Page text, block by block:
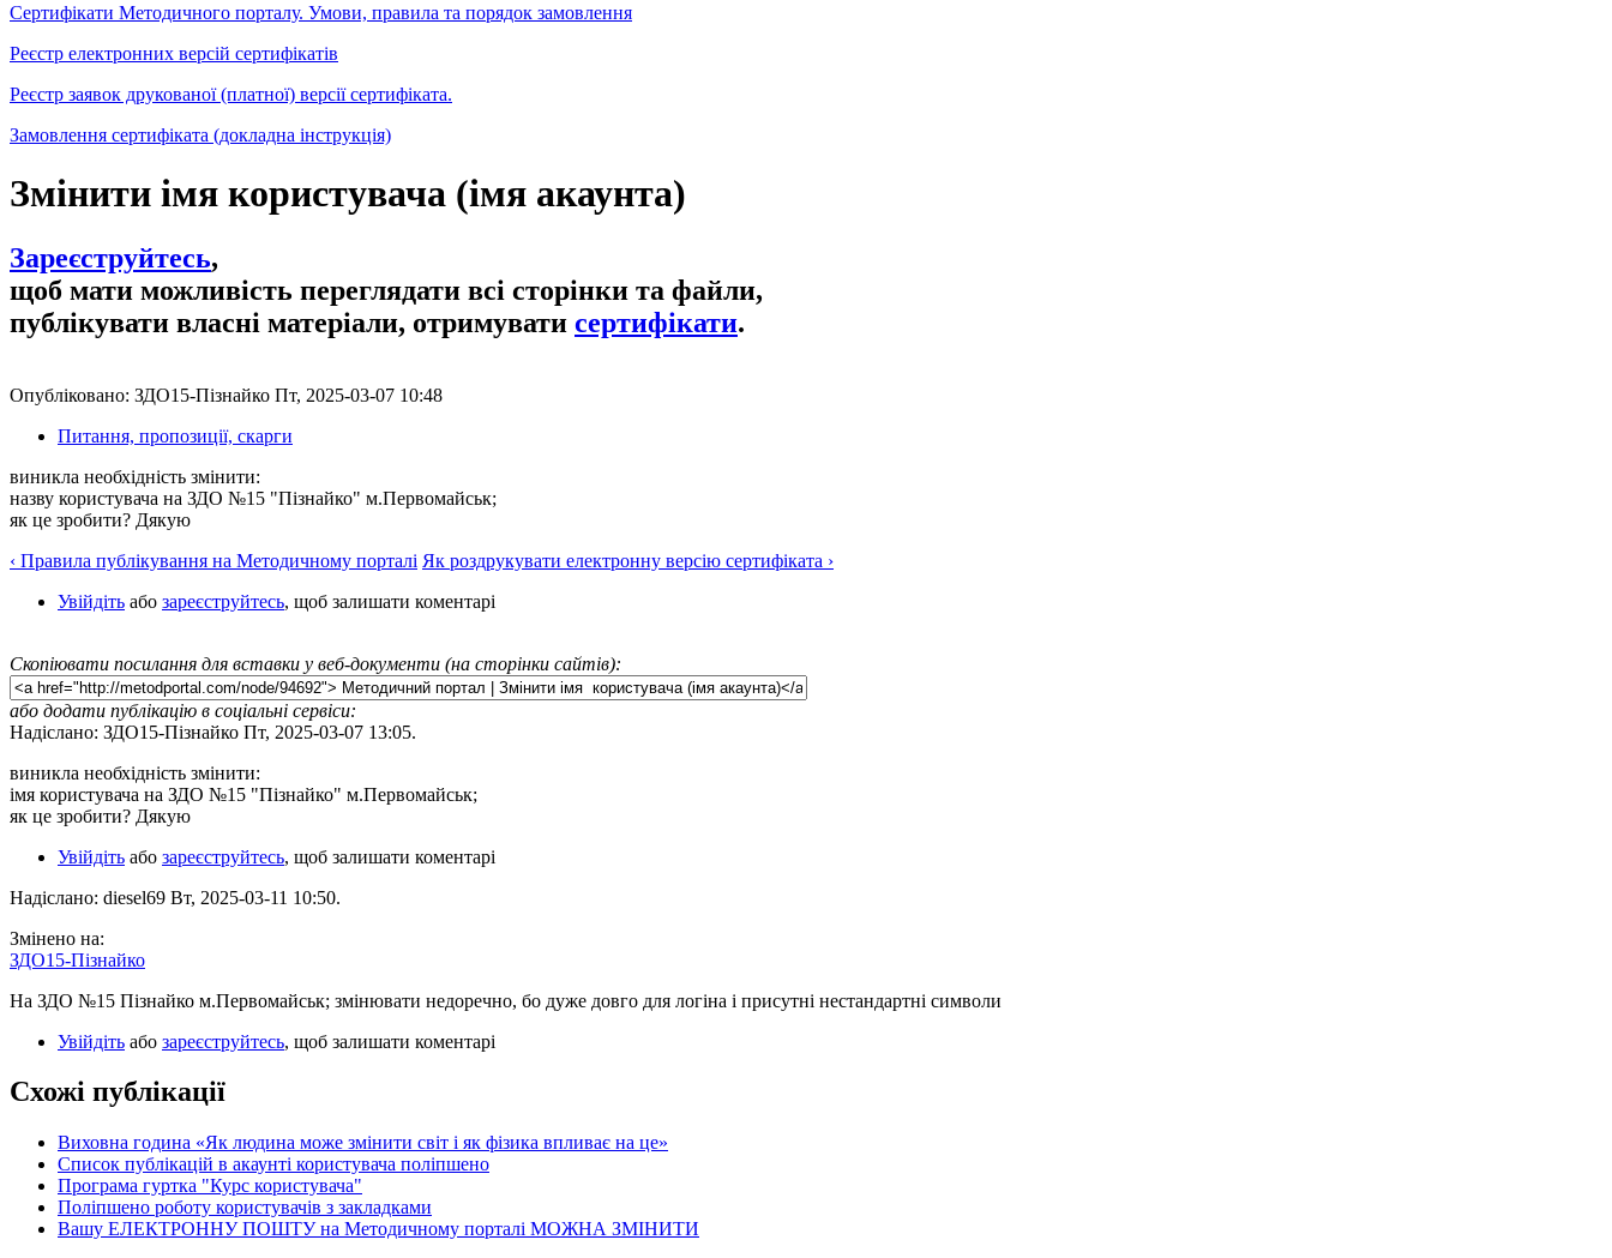
Сертифікати Методичного порталу. Умови, правила та порядок замовлення
Реєстр електронних версій сертифікатів
Реєстр заявок друкованої (платної) версії сертифіката.
Замовлення сертифіката (докладна інструкція)
Змінити імя користувача (імя акаунта)
Зареєструйтесь,
щоб мати можливість переглядати всі сторінки та файли,
публікувати власні матеріали, отримувати сертифікати.
Опубліковано: ЗДО15-Пізнайко Пт, 2025-03-07 10:48
Питання, пропозиції, скарги
виникла необхідність змінити:
назву користувача на ЗДО №15 "Пізнайко" м.Первомайськ;
як це зробити? Дякую
‹ Правила публікування на Методичному порталі Як роздрукувати електронну версію сертифіката ›
Увійдіть або зареєструйтесь, щоб залишати коментарі
Скопіювати посилання для вставки у веб-документи (на сторінки сайтів):
або додати публікацію в соціальні сервіси:
Надіслано: ЗДО15-Пізнайко Пт, 2025-03-07 13:05.
виникла необхідність змінити:
імя користувача на ЗДО №15 "Пізнайко" м.Первомайськ;
як це зробити? Дякую
Увійдіть або зареєструйтесь, щоб залишати коментарі
Надіслано: diesel69 Вт, 2025-03-11 10:50.
Змінено на:
ЗДО15-Пізнайко
На ЗДО №15 Пізнайко м.Первомайськ; змінювати недоречно, бо дуже довго для логіна і присутні нестандартні символи
Увійдіть або зареєструйтесь, щоб залишати коментарі
Схожі публікації
Виховна година «Як людина може змінити світ і як фізика впливає на це»
Список публікацій в акаунті користувача поліпшено
Програма гуртка "Курс користувача"
Поліпшено роботу користувачів з закладками
Вашу ЕЛЕКТРОННУ ПОШТУ на Методичному порталі МОЖНА ЗМІНИТИ